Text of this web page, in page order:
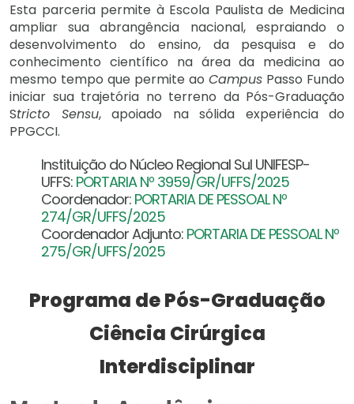
Esta parceria permite à Escola Paulista de Medicina
ampliar sua abrangência nacional, espraiando o
desenvolvimento do ensino, da pesquisa e do
conhecimento científico na área da medicina ao
mesmo tempo que permite ao Campus Passo Fundo
iniciar sua trajetória no terreno da Pós-Graduação
Stricto Sensu, apoiado na sólida experiência do
PPGCCI.
Instituição do Núcleo Regional Sul UNIFESP-
UFFS: PORTARIA Nº 3959/GR/UFFS/2025
Coordenador: PORTARIA DE PESSOAL Nº
274/GR/UFFS/2025
Coordenador Adjunto: PORTARIA DE PESSOAL Nº
275/GR/UFFS/2025
Programa de Pós-Graduação
Ciência Cirúrgica
Interdisciplinar